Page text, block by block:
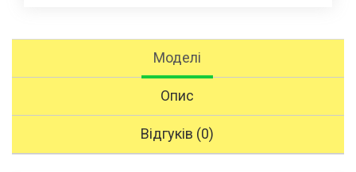
Моделі
Опис
Відгуків (0)